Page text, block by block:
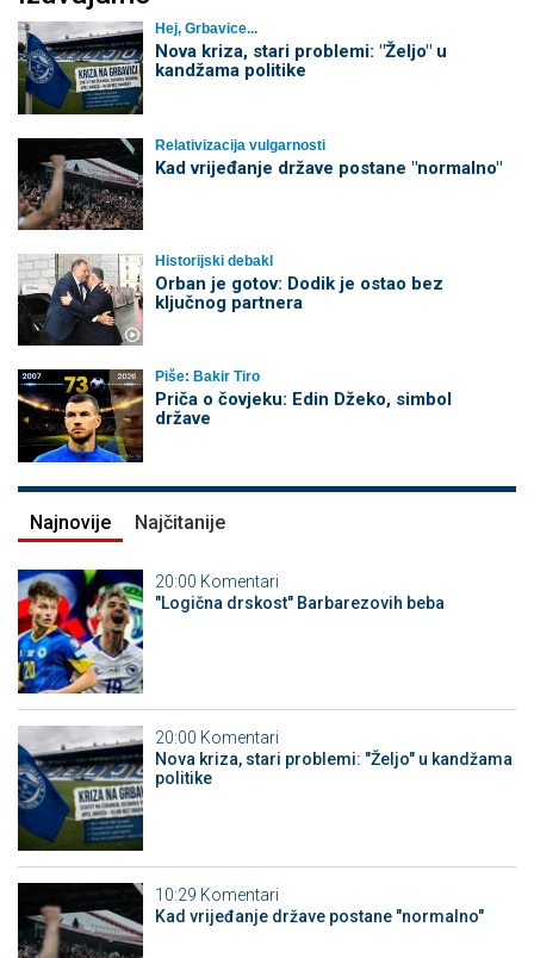
Hej, Grbavice...
Nova kriza, stari problemi: "Željo" u
kandžama politike
Relativizacija vulgarnosti
Kad vrijeđanje države postane "normalno"
Historijski debakl
Orban je gotov: Dodik je ostao bez
ključnog partnera
Piše: Bakir Tiro
Priča o čovjeku: Edin Džeko, simbol
države
Najnovije Najčitanije
20:00 Komentari
"Logična drskost" Barbarezovih beba
20:00 Komentari
Nova kriza, stari problemi: "Željo" u kandžama
politike
10:29 Komentari
Kad vrijeđanje države postane "normalno"